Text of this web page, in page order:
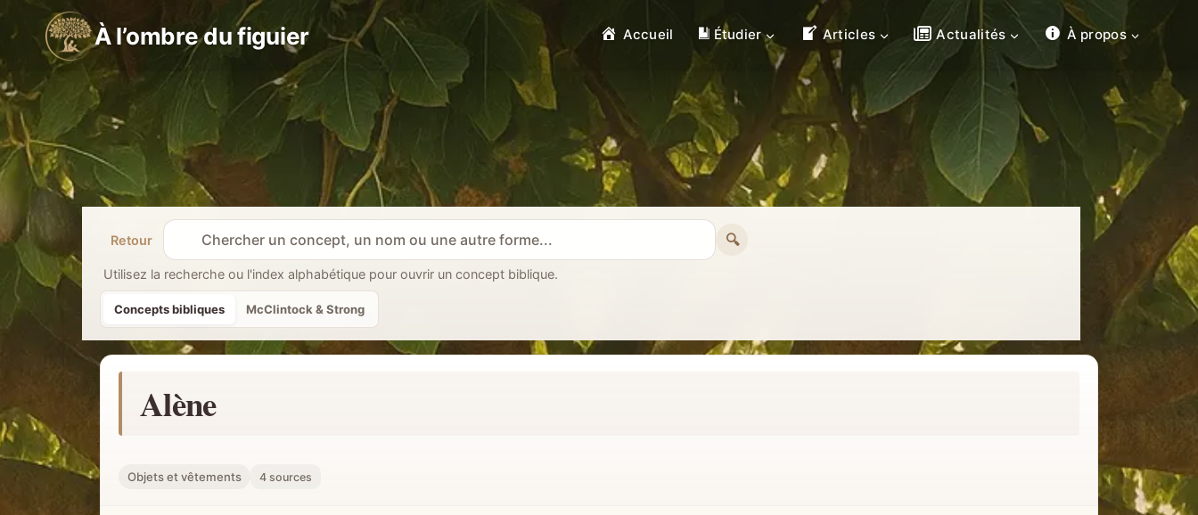
au
contenu
À l’ombre du figuier Accueil Étudier Articles Actualités À propos
Retour
R
e
e
c
h
🔍
Utilisez la recherche ou l'index alphabétique pour ouvrir un concept biblique.
Concepts bibliques McClintock & Strong
Alène
Objets et vêtements 4 sources